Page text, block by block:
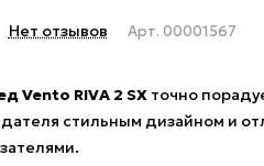
Нет отзывов Арт. 00001567
Vento RIVA 2 SXточно
стильным дизайном и